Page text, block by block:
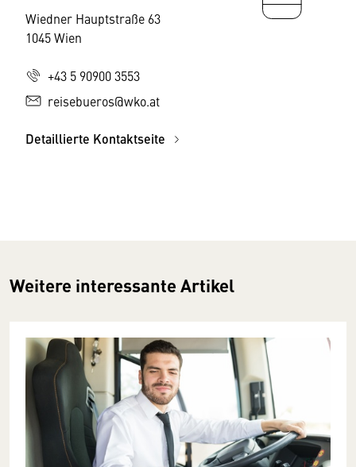
Wiedner Hauptstraße 63
1045 Wien
+43 5 90900 3553
reisebueros@wko.at
Detaillierte Kontaktseite
Weitere interessante Artikel